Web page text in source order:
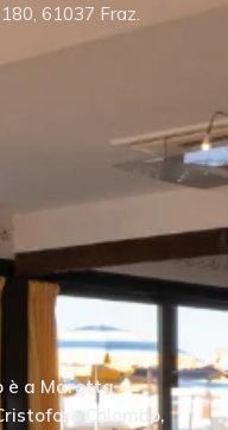
61037 Fraz.
è a Marotta
Colombo,